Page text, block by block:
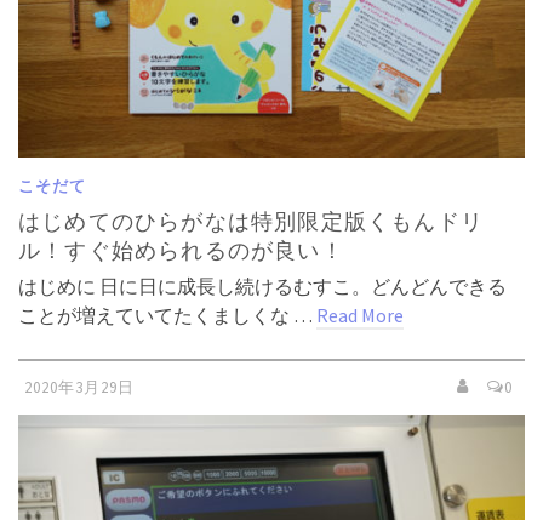
こそだて
はじめてのひらがなは特別限定版くもんドリ
ル！すぐ始められるのが良い！
はじめに 日に日に成長し続けるむすこ。どんどんできる
ことが増えていてたくましくな … Read More
2020年3月29日 0